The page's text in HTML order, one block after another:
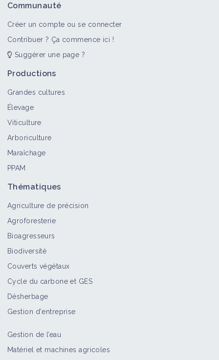
Communauté
Créer un compte ou se connecter
Contribuer ? Ça commence ici !
Suggérer une page ?
Productions
Grandes cultures
Élevage
Viticulture
Arboriculture
Maraîchage
PPAM
Thématiques
Agriculture de précision
Agroforesterie
Bioagresseurs
Biodiversité
Couverts végétaux
Cycle du carbone et GES
Désherbage
Gestion d'entreprise
Gestion de l’eau
Matériel et machines agricoles